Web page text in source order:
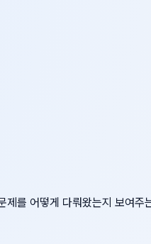
를 어떻게 다뤄왔는지 보여주